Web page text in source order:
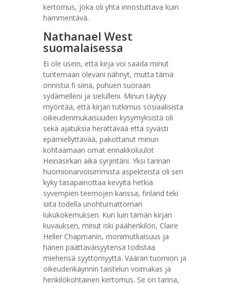
kertomus, joka oli yhtä innostuttava kuin
hämmentävä.
Nathanael West
suomalaisessa
Ei ole usein, että kirja voi saada minut
tuntemaan olevani nähnyt, mutta tämä
onnistui fi siinä, puhuen suoraan
sydämelleni ja sielulleni. Minun täytyy
myöntää, että kirjan tutkimus sosiaalisista
oikeudenmukaisuuden kysymyksistä oli
sekä ajatuksia herättävää että syvästi
epämiellyttävää, pakottanut minun
kohtaamaan omat ennakkoluulot
Heinäsirkan aika syrjintäni. Yksi tarinan
huomionarvoisimmista aspekteista oli sen
kyky tasapainottaa kevyitä hetkiä
syvempien teemojen kanssa, finland teki
siitä todella unohtumattoman
lukukokemuksen. Kun luin tämän kirjan
kuvauksen, minut iski päähenkilön, Claire
Heller Chapmanin, monimutkaisuus ja
hänen päättäväisyytensä todistaa
miehensä syyttömyyttä. Väärän tuomion ja
oikeudenkäynnin taistelun voimakas ja
henkilökohtainen kertomus. Se on tarina,